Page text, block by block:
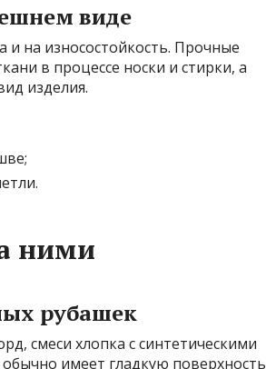
виде
на износостойкость. Прочные
в процессе носки и стирки, а
изделия.
ними
рубашек
смеси хлопка с синтетическими
имеет гладкую поверхность